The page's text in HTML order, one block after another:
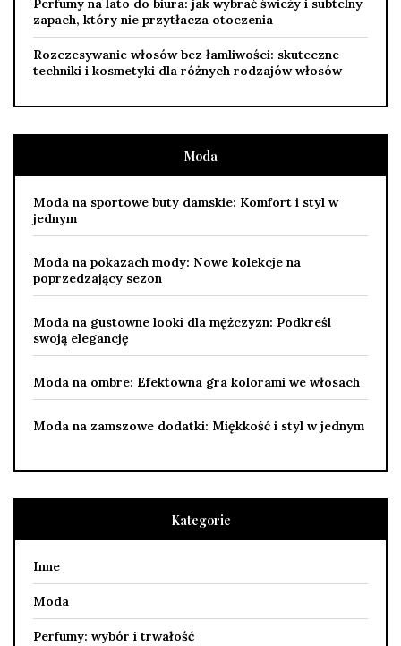
Perfumy na lato do biura: jak wybrać świeży i subtelny
zapach, który nie przytłacza otoczenia
Rozczesywanie włosów bez łamliwości: skuteczne
techniki i kosmetyki dla różnych rodzajów włosów
Moda
Moda na sportowe buty damskie: Komfort i styl w
jednym
Moda na pokazach mody: Nowe kolekcje na
poprzedzający sezon
Moda na gustowne looki dla mężczyzn: Podkreśl
swoją elegancję
Moda na ombre: Efektowna gra kolorami we włosach
Moda na zamszowe dodatki: Miękkość i styl w jednym
Kategorie
Inne
Moda
Perfumy: wybór i trwałość